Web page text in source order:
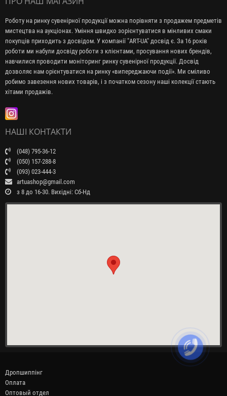
Роботу на ринку сувенірної продукції можна порівняти з продажем предметів
мистецтва на аукціонах. Уміння швидко зорієнтуватися в мінливих смаки
покупців приходить з досвідом. У компанії "ART-UA" досвід є. За 16 років
роботи ми набули досвіду роботи з клієнтами, просування нових брендів,
навчилися проводити моніторинг ринку сувенірної продукції. Досвід
дозволяє нам орієнтуватися на ринку «випереджаючи події». Ми сміливо
робимо завезення нових товарів, і з початком сезону наші колекції стають
хітами продажів.
НАШІ КОНТАКТИ
(048) 795-36-12
(050) 157-288-8
(093) 023-444-3
artuashop@gmail.com
з 8 до 16-30. Вихідні: Сб-Нд
Дропшиппінг
Оплата
Оптовый отдел